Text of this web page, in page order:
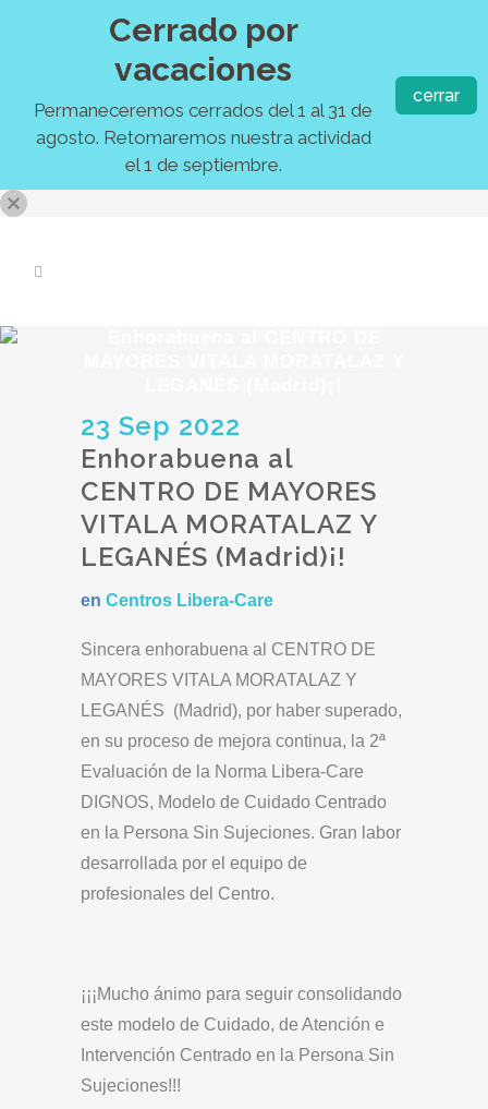
23 Sep 2022
Enhorabuena al
CENTRO DE MAYORES
VITALA MORATALAZ Y
LEGANÉS (Madrid)¡!
en Centros Libera-Care
Sincera enhorabuena al CENTRO DE
MAYORES VITALA MORATALAZ Y
LEGANÉS (Madrid), por haber superado,
en su proceso de mejora continua, la 2ª
Evaluación de la Norma Libera-Care
DIGNOS, Modelo de Cuidado Centrado
en la Persona Sin Sujeciones. Gran labor
desarrollada por el equipo de
profesionales del Centro.
¡¡¡Mucho ánimo para seguir consolidando
este modelo de Cuidado, de Atención e
Intervención Centrado en la Persona Sin
Sujeciones!!!
Cerrado por
vacaciones
Permaneceremos cerrados del 1 al 31 de
agosto. Retomaremos nuestra actividad
el 1 de septiembre.
cerrar